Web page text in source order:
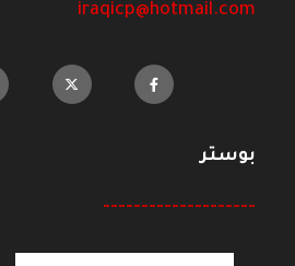
iraqicp@hotmail.com
بوستر
--------------------